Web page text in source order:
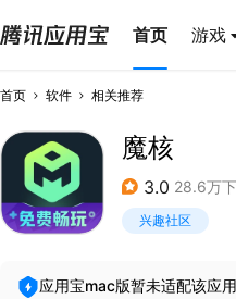
首页 游戏
首页 软件 相关推荐
魔核
3.0 28.6万
兴趣社区
应用宝mac版暂未适配该应